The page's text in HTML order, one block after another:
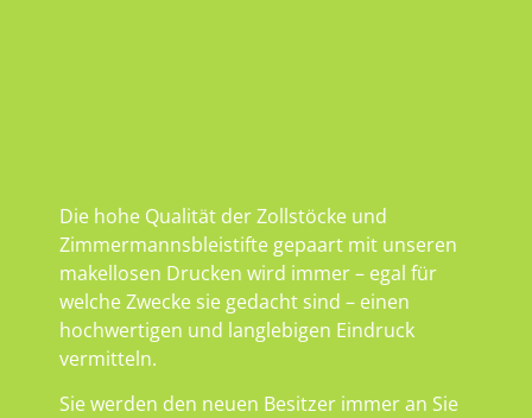
Die hohe Qualität der Zollstöcke und
Zimmermannsbleistifte gepaart mit unseren
makellosen Drucken wird immer – egal für
welche Zwecke sie gedacht sind – einen
hochwertigen und langlebigen Eindruck
vermitteln.
Sie werden den neuen Besitzer immer an Sie